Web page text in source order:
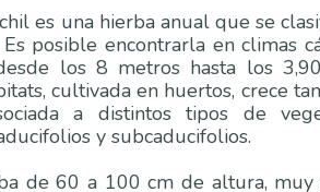
es una hierba anual que se
Es posible encontrarla en climas
los 8 metros hasta los
cultivada en huertos, crece
a distintos tipos de
y subcaducifolios.
de 60 a 100 cm de altura, muy